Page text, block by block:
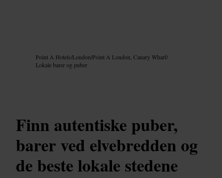
Point A Hotels/London/Point A London, Canary Wharf/
Lokale barer og puber
Finn autentiske puber,
barer ved elvebredden og
de beste lokale stedene